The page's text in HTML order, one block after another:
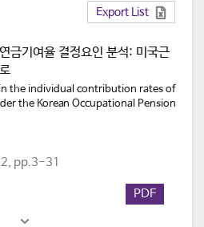
Export List
금기여율 결정요인 분석: 미국근
the individual contribution rates of
the Korean Occupational Pension
pp.3-31
PDF